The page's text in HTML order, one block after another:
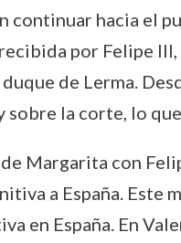
continuar hacia el
por Felipe
de Lerma.
sobre la corte, lo
Margarita con
a España. Este
en España. En